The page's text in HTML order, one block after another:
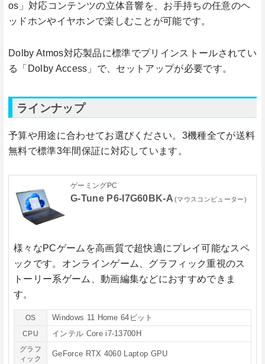
os」対応コンテンツの立体音響を、お手持ちの任意のヘ
ッドホンやイヤホンで楽しむことが可能です。
Dolby Atmos対応製品に標準でプリインストールされてい
る「Dolby Access」で、セットアップが必要です。
ラインナップ
予算や用途に合わせてお選びください。3機種全てが送料
無料で標準3年間保証に対応しています。
ゲーミングPC
G-Tune P6-I7G60BK-A (マウスコンピューター)
様々なPCゲームを高画質で超快適にプレイ可能なスペ
ックです。オンラインゲーム、グラフィック重視のス
トーリー系ゲーム、動画編集などにおすすめできま
す。
OS Windows 11 Home 64ビット
CPU インテル Core i7-13700H
グラフ
ィック
GeForce RTX 4060 Laptop GPU